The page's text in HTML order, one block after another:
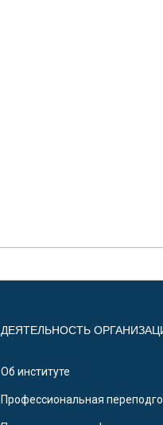
ДЕЯТЕЛЬНОСТЬ
Об институте
Профессиональная